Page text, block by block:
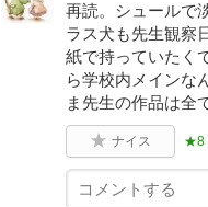
再読。シュールで
ラス犬も先生観察
紙で持っていたく
ら学校内メインな
ま先生の作品は全
ナイス ★8